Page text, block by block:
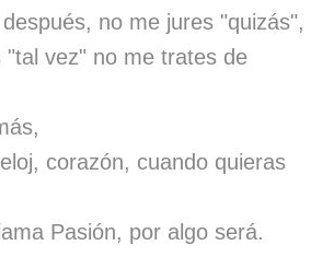
no me jures "quizás",
"tal vez" no me trates de
corazón, cuando quieras
Pasión, por algo será.